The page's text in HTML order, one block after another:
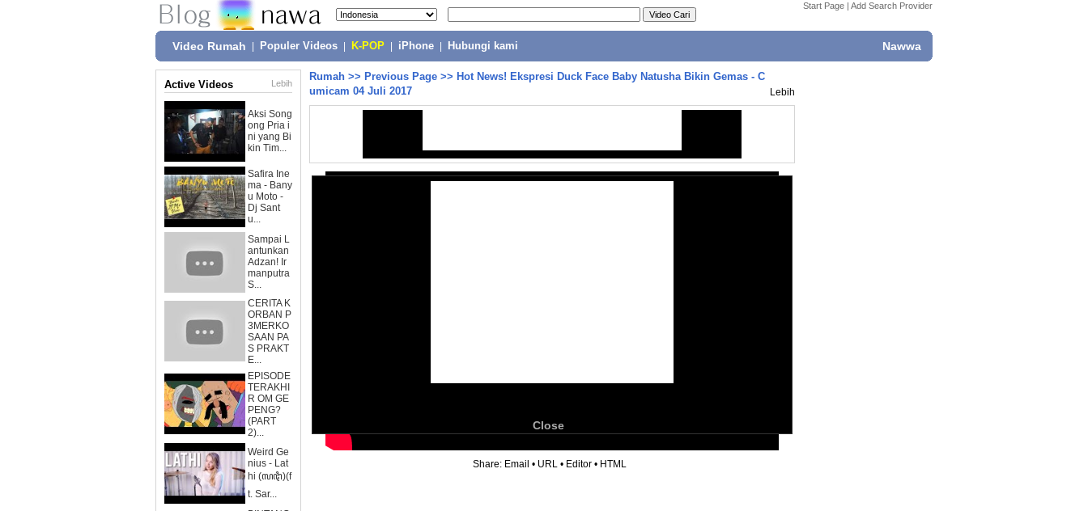
Start Page | Add Search Provider
Video Rumah Populer Videos K-POP iPhone Hubungi kami Nawwa
Active Videos Lebih
Aksi Song
ong Pria i
ni yang Bi
kin Tim...
Safira Ine
ma - Bany
u Moto -
Dj Sant
u...
Sampai L
antunkan
Adzan! Ir
manputra
S...
CERITA K
ORBAN P
3MERKO
SAAN PA
S PRAKT
E...
EPISODE
TERAKHI
R OM GE
PENG?
(PART
2)...
Weird Ge
nius - Lat
hi (ꦭꦛꦶ)(f
t. Sar...
Rumah >> Previous Page >> Hot News! Ekspresi Duck Face Baby Natusha Bikin Gemas - C
umicam 04 Juli 2017
Lebih
Close
Share: Email • URL • Editor • HTML